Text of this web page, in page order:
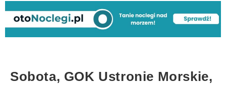
Sobota, GOK Ustronie Morskie,